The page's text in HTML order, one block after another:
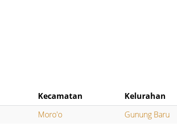
Kecamatan
Kelurahan
Moro'o Gunung Baru